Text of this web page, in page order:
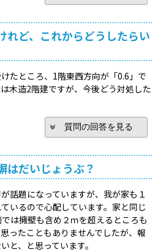
れど、これからどうしたらい
たところ、1階東西方向が「0.6」で
木造2階建ですが、今後どう対処した
質問の回答を見る
はだいじょうぶ？
話題になっていますが、我が家も１
いるので心配しています。家と同じ
は擁壁も含め２ｍを超えるところも
ったこともありませんでしたが、報
と、と思っています。